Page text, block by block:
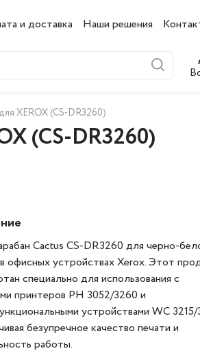
и доставка Наши решения
XEROX (CS-DR3260)
(CS-DR3260)
Cactus CS-DR3260 для черно-
офисных устройствах Xerox. Этот
специально для использования с
принтеров PH 3052/3260 и
устройствами WC
безупречное качество печати и
работы.